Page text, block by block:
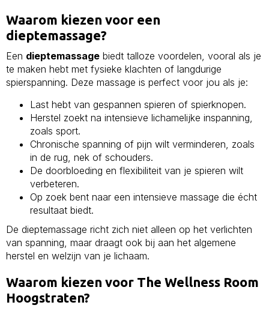
Waarom kiezen voor een
dieptemassage?
Een dieptemassage biedt talloze voordelen, vooral als je
te maken hebt met fysieke klachten of langdurige
spierspanning. Deze massage is perfect voor jou als je:
Last hebt van gespannen spieren of spierknopen.
Herstel zoekt na intensieve lichamelijke inspanning,
zoals sport.
Chronische spanning of pijn wilt verminderen, zoals
in de rug, nek of schouders.
De doorbloeding en flexibiliteit van je spieren wilt
verbeteren.
Op zoek bent naar een intensieve massage die écht
resultaat biedt.
De dieptemassage richt zich niet alleen op het verlichten
van spanning, maar draagt ook bij aan het algemene
herstel en welzijn van je lichaam.
Waarom kiezen voor The Wellness Room
Hoogstraten?